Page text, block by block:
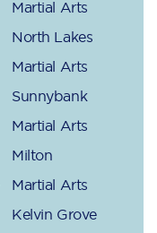
Martial Arts
North Lakes
Martial Arts
Sunnybank
Martial Arts
Milton
Martial Arts
Kelvin Grove